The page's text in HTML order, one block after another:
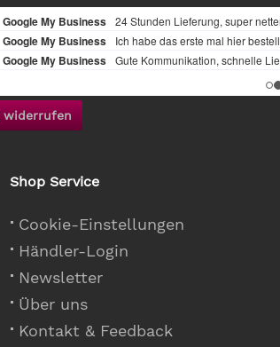
widerrufen
Shop Service
Cookie-Einstellungen
Händler-Login
Newsletter
Über uns
Kontakt & Feedback